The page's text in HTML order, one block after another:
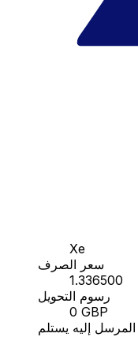
Xe
سعر الصرف
1.336500
رسوم التحويل
0 GBP
المرسل إليه يستلم